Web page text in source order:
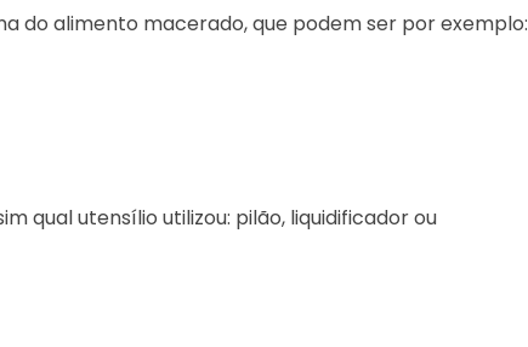
do alimento macerado, que podem ser por exemplo:
qual utensílio utilizou: pilão, liquidificador ou